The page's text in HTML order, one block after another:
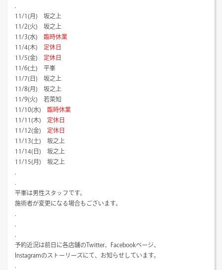
11/1(月) 坂之上
11/2(火) 坂之上
11/3(水) 臨時休業
11/4(木) 定休日
11/5(金) 定休日
11/6(土) 平峯
11/7(日) 坂之上
11/8(月) 坂之上
11/9(火) 若菜知
11/10(水) 臨時休業
11/11(木) 定休日
11/12(金) 定休日
11/13(土) 坂之上
11/14(日) 坂之上
11/15(月) 坂之上
平峯は男性スタッフです。
施術者が変更になる場合もございます。
予約近況は前日に各店舗のTwitter、Facebookページ、
Instagramのストーリーズにて、お知らせしています。